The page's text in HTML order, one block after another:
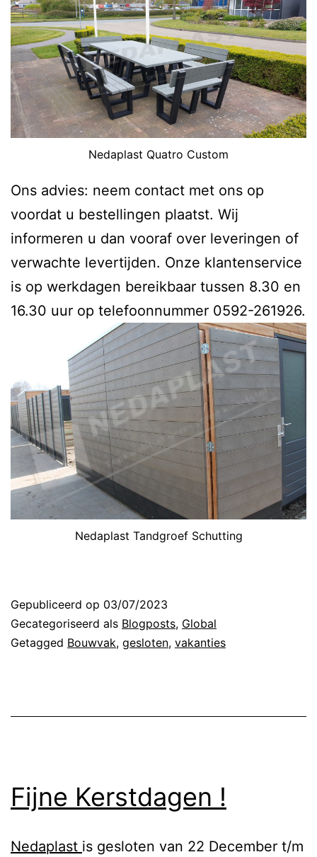
Nedaplast Quatro Custom
Ons advies: neem contact met ons op
voordat u bestellingen plaatst. Wij
informeren u dan vooraf over leveringen of
verwachte levertijden. Onze klantenservice
is op werkdagen bereikbaar tussen 8.30 en
16.30 uur op telefoonnummer 0592-261926.
Nedaplast Tandgroef Schutting
Gepubliceerd op 03/07/2023
Gecategoriseerd als Blogposts, Global
Getagged Bouwvak, gesloten, vakanties
Fijne Kerstdagen !
Nedaplast is gesloten van 22 December t/m